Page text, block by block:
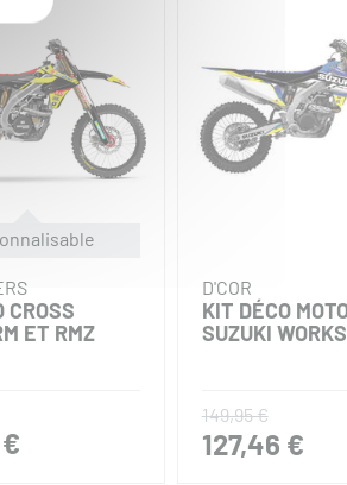
CROSS
ET RMZ
D'COR
KIT DÉCO
SUZUKI WORKS
149,95 €
127,46 €